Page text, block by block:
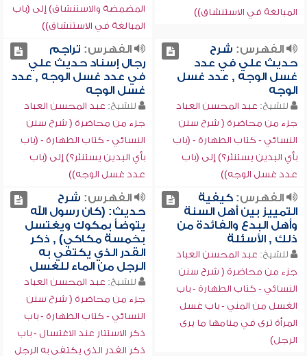
المبالغة في الاستنشاق))
المضمضة والاستنشاق) إلى (باب
المبالغة في الاستنشاق))
الفهرس: شرح
حديث علي في عدد
غسل الوجه , عدد غسل
الوجه
للشيخ: عبد المحسن العباد
جزء من محاضرة ( شرح سنن
النسائي - كتاب الطهارة - (باب
بأي اليدين يستنثر؟) إلى (باب
عدد غسل الوجه))
الفهرس: تراجم
رجال إسناد حديث علي
في عدد غسل الوجه , عدد
غسل الوجه
للشيخ: عبد المحسن العباد
جزء من محاضرة ( شرح سنن
النسائي - كتاب الطهارة - (باب
بأي اليدين يستنثر؟) إلى (باب
عدد غسل الوجه))
الفهرس:كيفية
التمييز بين أهل السنة
وأهل البدع والفائدة من
ذلك , الأسئلة
للشيخ: عبد المحسن العباد
جزء من محاضرة ( شرح سنن
النسائي - كتاب الطهارة - باب
الغسل من المني - باب غسل
المرأة ترى في منامها ما يرى
الرجل)
الفهرس: شرح
حديث: (كان رسول الله
يتوضأ بمكوك ويغتسل
بخمسة مكاكي) , ذكر
القدر الذي يكتفي به
الرجل من الماء للغسل
للشيخ: عبد المحسن العباد
جزء من محاضرة ( شرح سنن
النسائي - كتاب الطهارة - باب
ذكر الاستتار عند الاغتسال - باب
ذكر القدر الذي يكتفي به الرجل